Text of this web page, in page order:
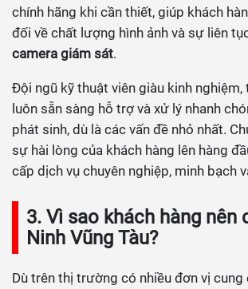
chính hãng khi cần thiết, giúp khách
đối về chất lượng hình ảnh và sự liên
camera giám sát.
Đội ngũ kỹ thuật viên giàu kinh nghiệm,
luôn sẵn sàng hỗ trợ và xử lý nhanh
phát sinh, dù là các vấn đề nhỏ nhất.
sự hài lòng của khách hàng lên hàng
cấp dịch vụ chuyên nghiệp, minh bạch
3. Vì sao khách hàng nên
Ninh Vũng Tàu?
Dù trên thị trường có nhiều đơn vị cung